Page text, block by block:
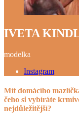
IVETA
modelka
Instagram
Mít domácího
čeho si vybíráte
nejdůležitější?